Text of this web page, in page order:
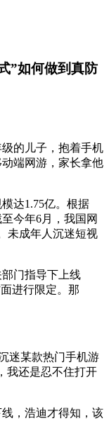
”如何做到真防
的儿子，抱着手机
端网游，家长拿他
达1.75亿。根据
今年6月，我国网
未成年人沉迷短视
门指导下上线
进行限定。那
迷某款热门手机游
我还是忍不住打开
，浩迪才得知，该